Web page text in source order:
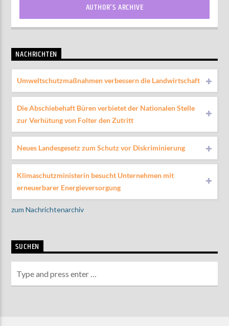
AUTHOR'S ARCHIVE
NACHRICHTEN
Umweltschutzmaßnahmen verbessern die Landwirtschaft
Die Abschiebehaft Büren verbietet der Nationalen Stelle
zur Verhütung von Folter den Zutritt
Neues Landesgesetz zum Schutz vor Diskriminierung
Klimaschutzministerin besucht Unternehmen mit
erneuerbarer Energieversorgung
zum Nachrichtenarchiv
SUCHEN